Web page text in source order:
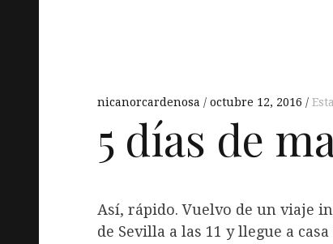
nicanorcardenosa octubre 12, 2016
5 días de
Así, rápido. Vuelvo de un viaje
de Sevilla a las 11 y llegue a